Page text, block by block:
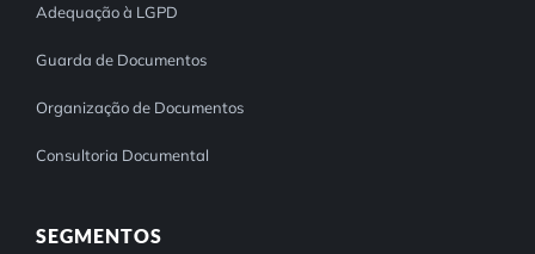
Adequação à LGPD
Guarda de Documentos
Organização de Documentos
Consultoria Documental
SEGMENTOS